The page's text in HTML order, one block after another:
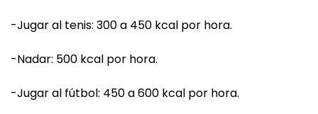
-Jugar al tenis: 300 a 450 kcal por hora.
-Nadar: 500 kcal por hora.
-Jugar al fútbol: 450 a 600 kcal por hora.